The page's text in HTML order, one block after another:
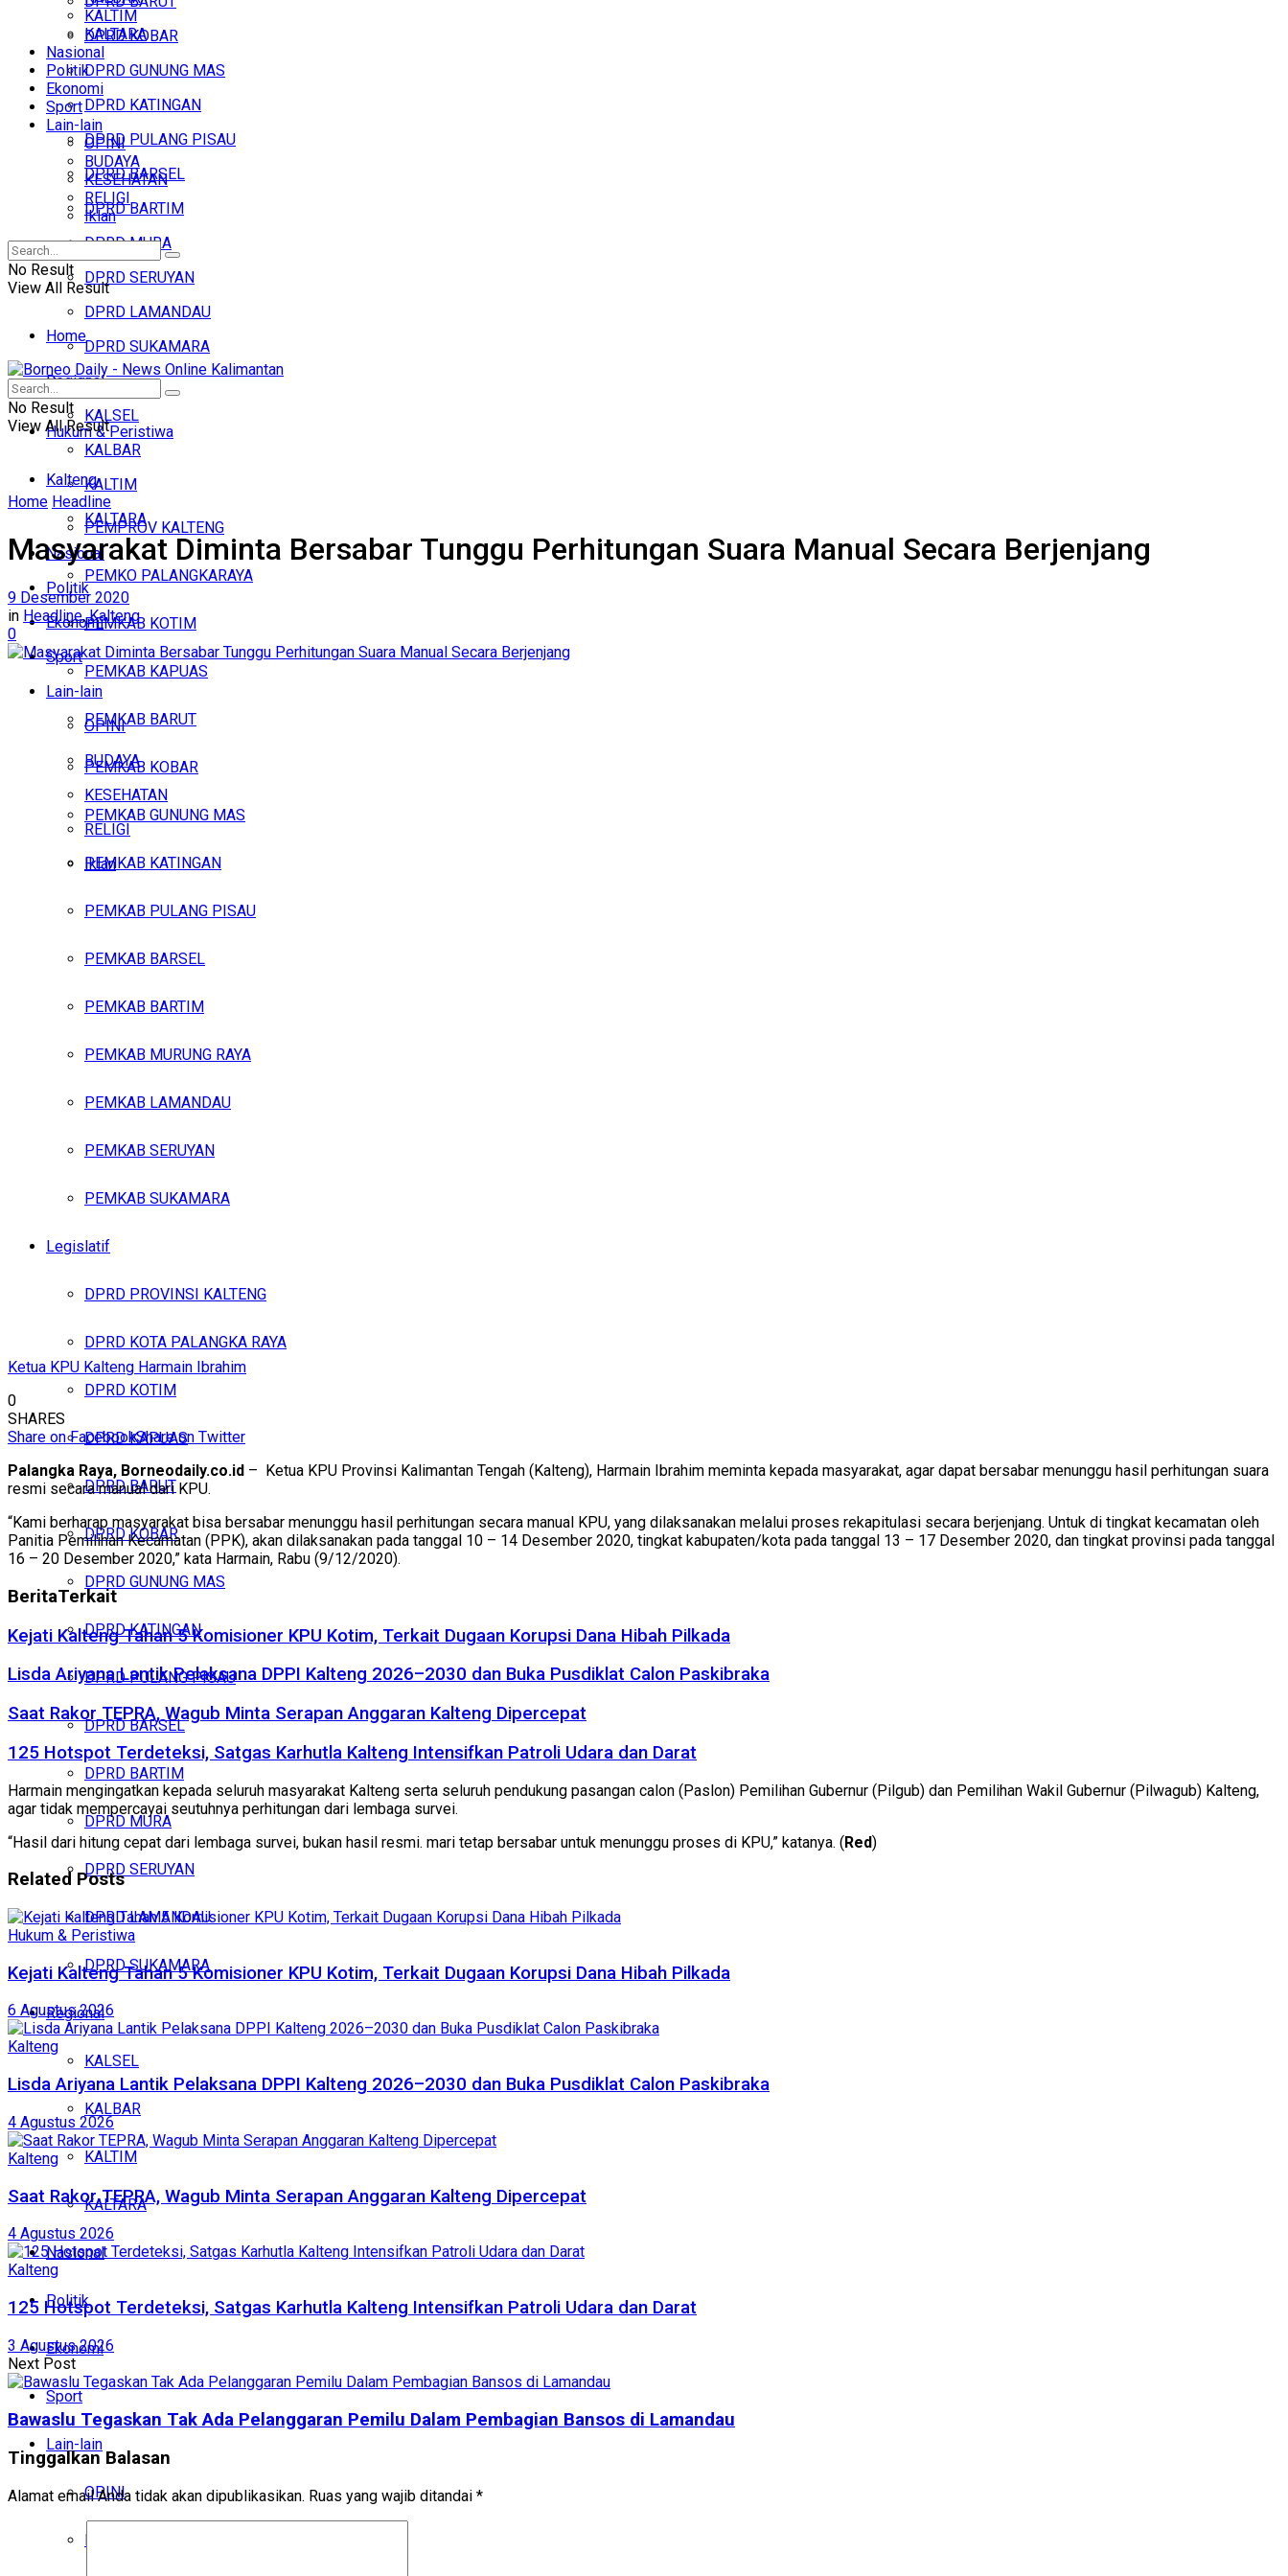
DPRD KOBAR
DPRD GUNUNG MAS
DPRD KATINGAN
DPRD PULANG PISAU
DPRD BARSEL
DPRD BARTIM
DPRD MURA
DPRD SERUYAN
DPRD LAMANDAU
DPRD SUKAMARA
Regional
KALSEL
KALBAR
KALTIM
KALTARA
Nasional
Politik
Ekonomi
Sport
Lain-lain
OPINI
BUDAYA
KESEHATAN
RELIGI
Iklan
Sabtu, Agustus 8, 2026
KALTIM
KALTARA
Nasional
Politik
Ekonomi
Sport
Lain-lain
OPINI
BUDAYA
KESEHATAN
RELIGI
Iklan
No Result
View All Result
Home
Headline
Hukum & Peristiwa
Kalteng
PEMPROV KALTENG
PEMKO PALANGKARAYA
PEMKAB KOTIM
PEMKAB KAPUAS
PEMKAB BARUT
PEMKAB KOBAR
PEMKAB GUNUNG MAS
PEMKAB KATINGAN
PEMKAB PULANG PISAU
PEMKAB BARSEL
PEMKAB BARTIM
PEMKAB MURUNG RAYA
PEMKAB LAMANDAU
PEMKAB SERUYAN
PEMKAB SUKAMARA
Legislatif
DPRD PROVINSI KALTENG
DPRD KOTA PALANGKA RAYA
DPRD KOTIM
DPRD KAPUAS
DPRD BARUT
DPRD KOBAR
DPRD GUNUNG MAS
DPRD KATINGAN
DPRD PULANG PISAU
DPRD BARSEL
DPRD BARTIM
DPRD MURA
DPRD SERUYAN
DPRD LAMANDAU
DPRD SUKAMARA
Regional
KALSEL
KALBAR
KALTIM
KALTARA
Nasional
Politik
Ekonomi
Sport
Lain-lain
OPINI
BUDAYA
No Result
View All Result
Home Headline
Masyarakat Diminta Bersabar Tunggu Perhitungan Suara Manual Secara Berjenjang
9 Desember 2020
in Headline,Kalteng
0
Ketua KPU Kalteng Harmain Ibrahim
0
SHARES
Share on FacebookShare on Twitter
Palangka Raya, Borneodaily.co.id – Ketua KPU Provinsi Kalimantan Tengah (Kalteng), Harmain Ibrahim meminta kepada masyarakat, agar dapat bersabar menunggu hasil perhitungan suara
resmi secara manual dari KPU.
“Kami berharap masyarakat bisa bersabar menunggu hasil perhitungan secara manual KPU, yang dilaksanakan melalui proses rekapitulasi secara berjenjang. Untuk di tingkat kecamatan oleh
Panitia Pemilihan Kecamatan (PPK), akan dilaksanakan pada tanggal 10 – 14 Desember 2020, tingkat kabupaten/kota pada tanggal 13 – 17 Desember 2020, dan tingkat provinsi pada tanggal
16 – 20 Desember 2020,” kata Harmain, Rabu (9/12/2020).
BeritaTerkait
Kejati Kalteng Tahan 5 Komisioner KPU Kotim, Terkait Dugaan Korupsi Dana Hibah Pilkada
Lisda Ariyana Lantik Pelaksana DPPI Kalteng 2026–2030 dan Buka Pusdiklat Calon Paskibraka
Saat Rakor TEPRA, Wagub Minta Serapan Anggaran Kalteng Dipercepat
125 Hotspot Terdeteksi, Satgas Karhutla Kalteng Intensifkan Patroli Udara dan Darat
Harmain mengingatkan kepada seluruh masyarakat Kalteng serta seluruh pendukung pasangan calon (Paslon) Pemilihan Gubernur (Pilgub) dan Pemilihan Wakil Gubernur (Pilwagub) Kalteng,
agar tidak mempercayai seutuhnya perhitungan dari lembaga survei.
“Hasil dari hitung cepat dari lembaga survei, bukan hasil resmi. mari tetap bersabar untuk menunggu proses di KPU,” katanya. (Red)
Related Posts
Hukum & Peristiwa
Kejati Kalteng Tahan 5 Komisioner KPU Kotim, Terkait Dugaan Korupsi Dana Hibah Pilkada
6 Agustus 2026
Kalteng
Lisda Ariyana Lantik Pelaksana DPPI Kalteng 2026–2030 dan Buka Pusdiklat Calon Paskibraka
4 Agustus 2026
Kalteng
Saat Rakor TEPRA, Wagub Minta Serapan Anggaran Kalteng Dipercepat
4 Agustus 2026
Kalteng
125 Hotspot Terdeteksi, Satgas Karhutla Kalteng Intensifkan Patroli Udara dan Darat
3 Agustus 2026
Next Post
Bawaslu Tegaskan Tak Ada Pelanggaran Pemilu Dalam Pembagian Bansos di Lamandau
Tinggalkan Balasan
Alamat email Anda tidak akan dipublikasikan. Ruas yang wajib ditandai *